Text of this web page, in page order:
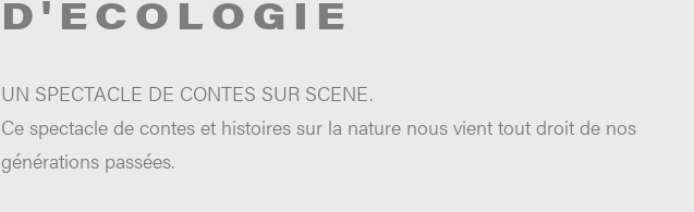
D'ÉCOLOGIE
UN SPECTACLE DE CONTES SUR SCENE.
Ce spectacle de contes et histoires sur la nature nous vient tout droit de nos
générations passées.